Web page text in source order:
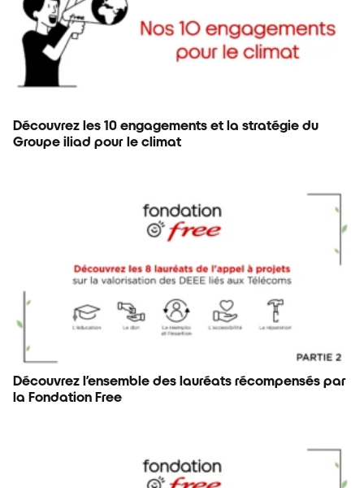
Découvrez les 10 engagements et la stratégie du
Groupe iliad pour le climat
Découvrez l’ensemble des lauréats récompensés par
la Fondation Free